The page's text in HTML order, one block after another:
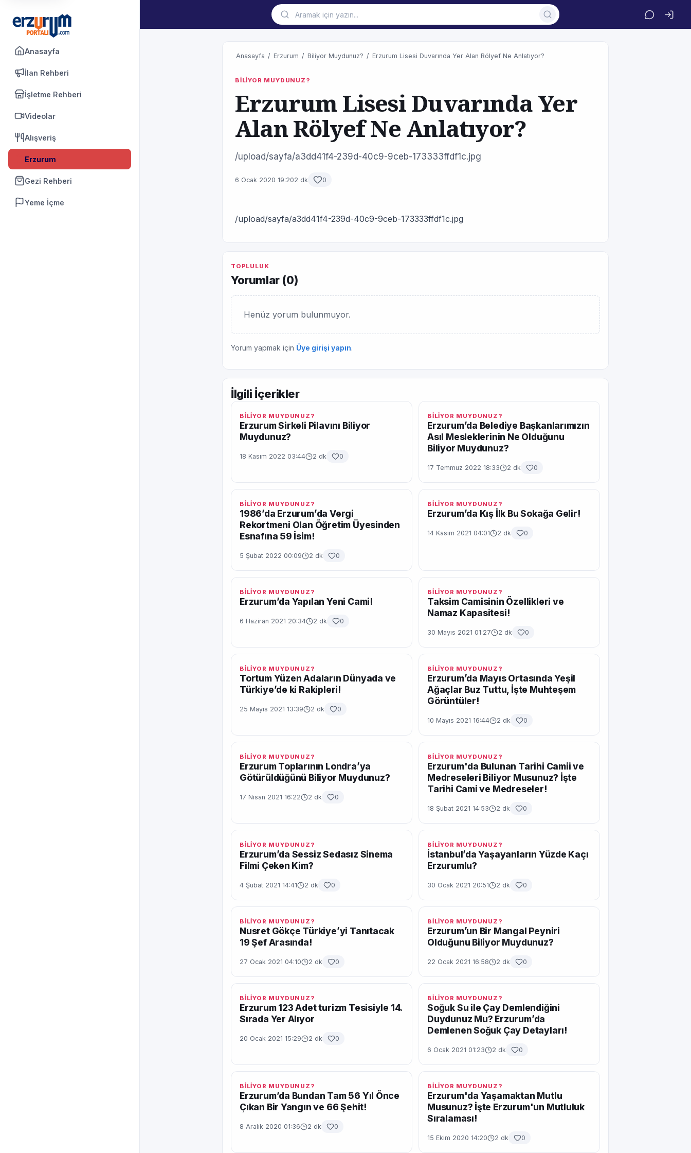
Anasayfa
İlan Rehberi
İşletme Rehberi
Videolar
Alışveriş
Erzurum
Gezi Rehberi
Yeme İçme
Anasayfa / Erzurum / Biliyor Muydunuz? / Erzurum Lisesi Duvarında Yer Alan Rölyef Ne Anlatıyor?
BİLİYOR MUYDUNUZ?
Erzurum Lisesi Duvarında Yer
Alan Rölyef Ne Anlatıyor?
/upload/sayfa/a3dd41f4-239d-40c9-9ceb-173333ffdf1c.jpg
6 Ocak 2020 19:202 dk 0
/upload/sayfa/a3dd41f4-239d-40c9-9ceb-173333ffdf1c.jpg
TOPLULUK
Yorumlar (0)
Henüz yorum bulunmuyor.
Yorum yapmak için Üye girişi yapın.
İlgili İçerikler
BİLİYOR MUYDUNUZ?
Erzurum Sirkeli Pilavını Biliyor
Muydunuz?
18 Kasım 2022 03:44 2 dk 0
BİLİYOR MUYDUNUZ?
Erzurum’da Belediye Başkanlarımızın
Asıl Mesleklerinin Ne Olduğunu
Biliyor Muydunuz?
17 Temmuz 2022 18:33 2 dk 0
BİLİYOR MUYDUNUZ?
1986’da Erzurum’da Vergi
Rekortmeni Olan Öğretim Üyesinden
Esnafına 59 İsim!
5 Şubat 2022 00:09 2 dk 0
BİLİYOR MUYDUNUZ?
Erzurum’da Kış İlk Bu Sokağa Gelir!
14 Kasım 2021 04:01 2 dk 0
BİLİYOR MUYDUNUZ?
Erzurum’da Yapılan Yeni Cami!
6 Haziran 2021 20:34 2 dk 0
BİLİYOR MUYDUNUZ?
Taksim Camisinin Özellikleri ve
Namaz Kapasitesi!
30 Mayıs 2021 01:27 2 dk 0
BİLİYOR MUYDUNUZ?
Tortum Yüzen Adaların Dünyada ve
Türkiye’de ki Rakipleri!
25 Mayıs 2021 13:39 2 dk 0
BİLİYOR MUYDUNUZ?
Erzurum’da Mayıs Ortasında Yeşil
Ağaçlar Buz Tuttu, İşte Muhteşem
Görüntüler!
10 Mayıs 2021 16:44 2 dk 0
BİLİYOR MUYDUNUZ?
Erzurum Toplarının Londra’ya
Götürüldüğünü Biliyor Muydunuz?
17 Nisan 2021 16:22 2 dk 0
BİLİYOR MUYDUNUZ?
Erzurum'da Bulunan Tarihi Camii ve
Medreseleri Biliyor Musunuz? İşte
Tarihi Cami ve Medreseler!
18 Şubat 2021 14:53 2 dk 0
BİLİYOR MUYDUNUZ?
Erzurum’da Sessiz Sedasız Sinema
Filmi Çeken Kim?
4 Şubat 2021 14:41 2 dk 0
BİLİYOR MUYDUNUZ?
İstanbul’da Yaşayanların Yüzde Kaçı
Erzurumlu?
30 Ocak 2021 20:51 2 dk 0
BİLİYOR MUYDUNUZ?
Nusret Gökçe Türkiye’yi Tanıtacak
19 Şef Arasında!
27 Ocak 2021 04:10 2 dk 0
BİLİYOR MUYDUNUZ?
Erzurum’un Bir Mangal Peyniri
Olduğunu Biliyor Muydunuz?
22 Ocak 2021 16:58 2 dk 0
BİLİYOR MUYDUNUZ?
Erzurum 123 Adet turizm Tesisiyle 14.
Sırada Yer Alıyor
20 Ocak 2021 15:29 2 dk 0
BİLİYOR MUYDUNUZ?
Soğuk Su ile Çay Demlendiğini
Duydunuz Mu? Erzurum’da
Demlenen Soğuk Çay Detayları!
6 Ocak 2021 01:23 2 dk 0
BİLİYOR MUYDUNUZ?
Erzurum’da Bundan Tam 56 Yıl Önce
Çıkan Bir Yangın ve 66 Şehit!
8 Aralık 2020 01:36 2 dk 0
BİLİYOR MUYDUNUZ?
Erzurum'da Yaşamaktan Mutlu
Musunuz? İşte Erzurum'un Mutluluk
Sıralaması!
15 Ekim 2020 14:20 2 dk 0